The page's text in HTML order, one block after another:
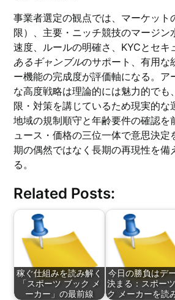
事業者選定の観点では、マーケット
限）、主要・ニッチ競技のマージン
速度、ルールの明確さ、KYCとセキ
あるギャンブルのサポート、有用な
ー機能の完成度が評価軸になる。ア
な高度戦略は理論的には魅力的でも
限・対策を講じているため現実的な
地域の規制順守と年齢要件の確認を
ュース・価格の三位一体で意思決定
期の偶然ではなく長期の再現性を備
る。
Related Posts:
稼ぐ仕組みを読み解く
「スポーツ ブック メ
ーカー」の最前線
今日の勝負はデ
決まる：スポー
ク メーカーを読